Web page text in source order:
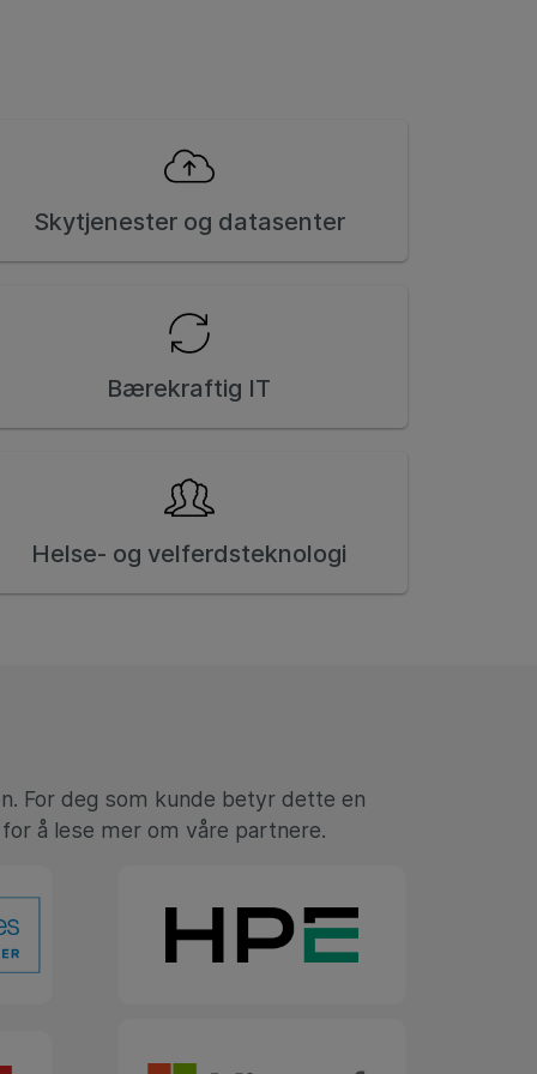
Skytjenester og datasenter
Bærekraftig IT
Helse- og velferdsteknologi
For deg som kunde betyr dette en
å lese mer om våre partnere.